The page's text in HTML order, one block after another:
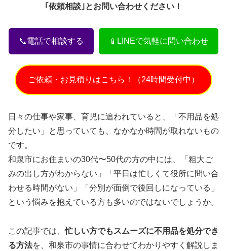
｢依頼相談｣とお問い合わせください！
📞電話で相談する 📱LINEで気軽に問い合わせ
ご依頼・お見積りはこちら！（24時間受付中）
日々の仕事や家事、育児に追われていると、「不用品を処
分したい」と思っていても、なかなか時間が取れないもの
です。
和泉市にお住まいの30代〜50代の方の中には、「粗大ご
みの出し方がわからない」「平日は忙しくて役所に問い合
わせる時間がない」「分別が面倒で後回しになっている」
という悩みを抱えている方も多いのではないでしょうか。
この記事では、忙しい方でもスムーズに不用品を処分でき
る方法を、和泉市の事情に合わせてわかりやすく解説しま